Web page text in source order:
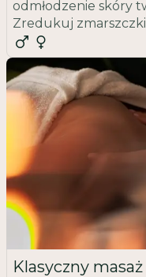
zniwelować efekty
Odwiedź nasi
specjalistów, których
do tego, co robią. W
zadbamy o Ciebie w
atmosferze,
Zanurz się w świecie
sobie na chwilę
masażami.
odświeżony,
wyzwań dnia.
odmłodzenie skóry
Zredukuj
Klasyczny